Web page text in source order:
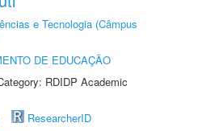
e Tecnologia (Câmpus
DE EDUCAÇÃO
RDIDP Academic
ResearcherID